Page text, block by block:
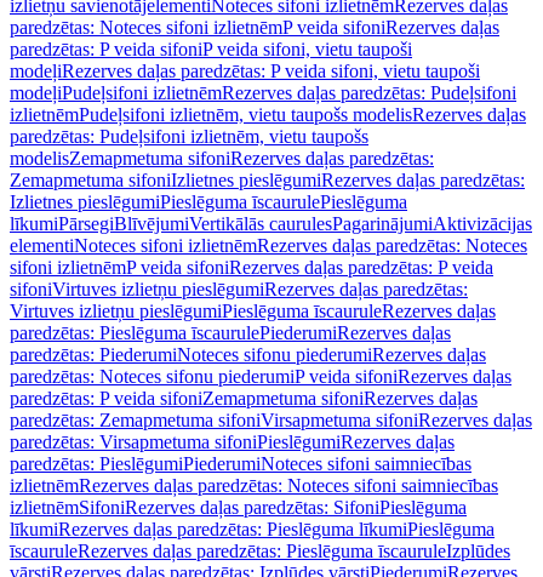
izlietņu savienotājelementiNoteces sifoni izlietnēmRezerves daļas
paredzētas: Noteces sifoni izlietnēmP veida sifoniRezerves daļas
paredzētas: P veida sifoniP veida sifoni, vietu taupoši
modeļiRezerves daļas paredzētas: P veida sifoni, vietu taupoši
modeļiPudeļsifoni izlietnēmRezerves daļas paredzētas: Pudeļsifoni
izlietnēmPudeļsifoni izlietnēm, vietu taupošs modelisRezerves daļas
paredzētas: Pudeļsifoni izlietnēm, vietu taupošs
modelisZemapmetuma sifoniRezerves daļas paredzētas:
Zemapmetuma sifoniIzlietnes pieslēgumiRezerves daļas paredzētas:
Izlietnes pieslēgumiPieslēguma īscaurulePieslēguma
līkumiPārsegiBlīvējumiVertikālās caurulesPagarinājumiAktivizācijas
elementiNoteces sifoni izlietnēmRezerves daļas paredzētas: Noteces
sifoni izlietnēmP veida sifoniRezerves daļas paredzētas: P veida
sifoniVirtuves izlietņu pieslēgumiRezerves daļas paredzētas:
Virtuves izlietņu pieslēgumiPieslēguma īscauruleRezerves daļas
paredzētas: Pieslēguma īscaurulePiederumiRezerves daļas
paredzētas: PiederumiNoteces sifonu piederumiRezerves daļas
paredzētas: Noteces sifonu piederumiP veida sifoniRezerves daļas
paredzētas: P veida sifoniZemapmetuma sifoniRezerves daļas
paredzētas: Zemapmetuma sifoniVirsapmetuma sifoniRezerves daļas
paredzētas: Virsapmetuma sifoniPieslēgumiRezerves daļas
paredzētas: PieslēgumiPiederumiNoteces sifoni saimniecības
izlietnēmRezerves daļas paredzētas: Noteces sifoni saimniecības
izlietnēmSifoniRezerves daļas paredzētas: SifoniPieslēguma
līkumiRezerves daļas paredzētas: Pieslēguma līkumiPieslēguma
īscauruleRezerves daļas paredzētas: Pieslēguma īscauruleIzplūdes
vārstiRezerves daļas paredzētas: Izplūdes vārstiPiederumiRezerves